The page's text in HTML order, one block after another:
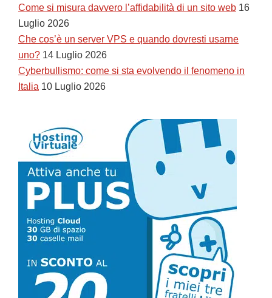
Come si misura davvero l’affidabilità di un sito web 16
Luglio 2026
Che cos’è un server VPS e quando dovresti usarne
uno? 14 Luglio 2026
Cyberbullismo: come si sta evolvendo il fenomeno in
Italia 10 Luglio 2026